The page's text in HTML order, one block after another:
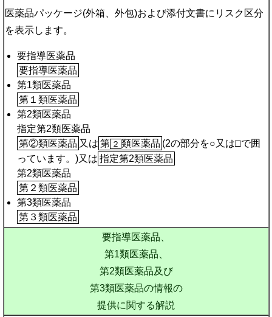
医薬品パッケージ(外箱、外包)および添付文書にリスク区分
を表示します。
要指導医薬品
要指導医薬品
第1類医薬品
第１類医薬品
第2類医薬品
指定第2類医薬品
第②類医薬品 又は 第 ２ 類医薬品 (2の部分を○又は□で囲
っています。)又は 指定第2類医薬品
第2類医薬品
第２類医薬品
第3類医薬品
第３類医薬品
要指導医薬品、
第1類医薬品、
第2類医薬品及び
第3類医薬品の情報の
提供に関する解説